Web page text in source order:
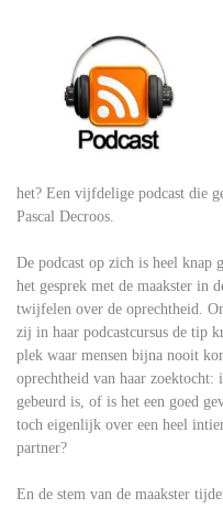
het? Een vijfdelige podcast die
Pascal Decroos.
De podcast op zich is heel knap
het gesprek met de maakster in
twijfelen over de oprechtheid.
zij in haar podcastcursus de tip
plek waar mensen bijna nooit
oprechtheid van haar zoektocht:
gebeurd is, of is het een goed
toch eigenlijk over een heel
partner?
En de stem van de maakster